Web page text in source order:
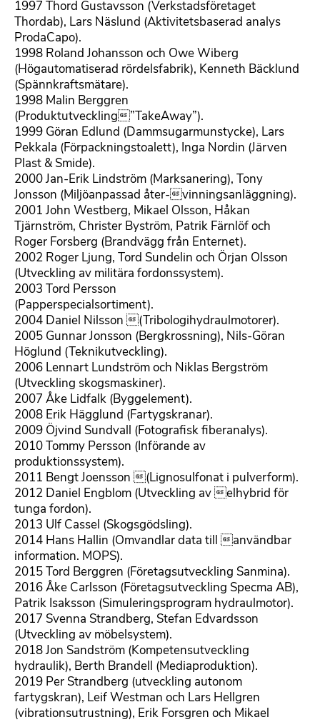
1997 Thord Gustavsson (Verkstadsföretaget
Thordab), Lars Näslund (Aktivitetsbaserad analys
ProdaCapo).
1998 Roland Johansson och Owe Wiberg
(Högautomatiserad rördelsfabrik), Kenneth Bäcklund
(Spännkraftsmätare).
1998 Malin Berggren
(Produktutveckling”TakeAway”).
1999 Göran Edlund (Dammsugarmunstycke), Lars
Pekkala (Förpackningstoalett), Inga Nordin (Järven
Plast & Smide).
2000 Jan-Erik Lindström (Marksanering), Tony
Jonsson (Miljöanpassad åter-vinningsanläggning).
2001 John Westberg, Mikael Olsson, Håkan
Tjärnström, Christer Byström, Patrik Färnlöf och
Roger Forsberg (Brandvägg från Enternet).
2002 Roger Ljung, Tord Sundelin och Örjan Olsson
(Utveckling av militära fordonssystem).
2003 Tord Persson
(Papperspecialsortiment).
2004 Daniel Nilsson (Tribologihydraulmotorer).
2005 Gunnar Jonsson (Bergkrossning), Nils-Göran
Höglund (Teknikutveckling).
2006 Lennart Lundström och Niklas Bergström
(Utveckling skogsmaskiner).
2007 Åke Lidfalk (Byggelement).
2008 Erik Hägglund (Fartygskranar).
2009 Öjvind Sundvall (Fotografisk fiberanalys).
2010 Tommy Persson (Införande av
produktionssystem).
2011 Bengt Joensson (Lignosulfonat i pulverform).
2012 Daniel Engblom (Utveckling av elhybrid för
tunga fordon).
2013 Ulf Cassel (Skogsgödsling).
2014 Hans Hallin (Omvandlar data till användbar
information. MOPS).
2015 Tord Berggren (Företagsutveckling Sanmina).
2016 Åke Carlsson (Företagsutveckling Specma AB),
Patrik Isaksson (Simuleringsprogram hydraulmotor).
2017 Svenna Strandberg, Stefan Edvardsson
(Utveckling av möbelsystem).
2018 Jon Sandström (Kompetensutveckling
hydraulik), Berth Brandell (Mediaproduktion).
2019 Per Strandberg (utveckling autonom
fartygskran), Leif Westman och Lars Hellgren
(vibrationsutrustning), Erik Forsgren och Mikael